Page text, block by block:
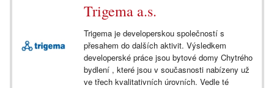
Trigema a.s.
Trigema je developerskou společností s
přesahem do dalších aktivit. Výsledkem
developerské práce jsou bytové domy Chytrého
bydlení , které jsou v současnosti nabízeny už
ve třech kvalitativních úrovních. Vedle té